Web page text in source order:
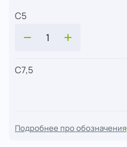
С5
С7,5
Подробнее про обозначения